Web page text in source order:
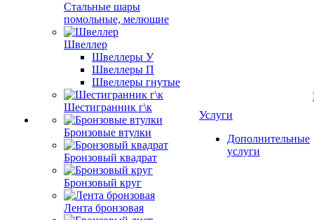
Стальные шары
помольные, мелющие
Швеллер
Швеллеры У
Швеллеры П
Швеллеры гнутые
Шестигранник г\к
Бронзовые втулки
Бронзовый квадрат
Бронзовый круг
Лента бронзовая
Услуги
Дополнительные
услуги